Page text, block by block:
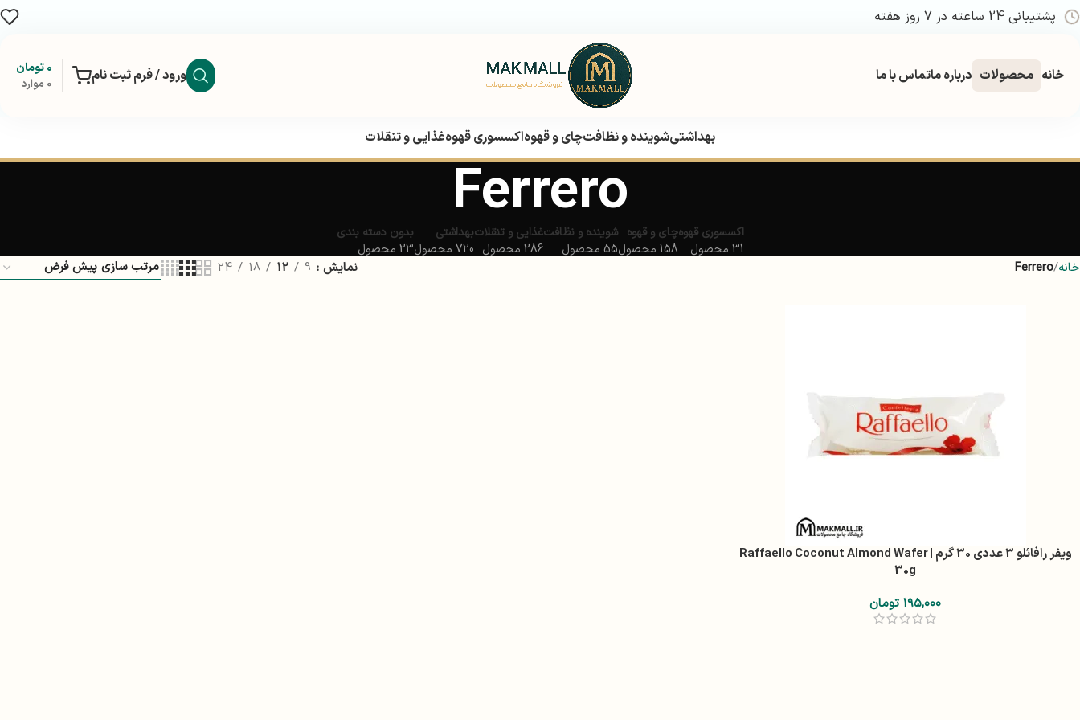
پشتیبانی 24 ساعته در 7 روز هفته
خانه محصولات درباره ماتماس با ما ورود / فرم ثبت نام 0 موارد
۰تومان
بهداشتیشوینده و نظافتچای و قهوهاکسسوری قهوهغذایی و تنقلات
Ferrero
اکسسوری قهوه
31 محصول
چای و قهوه
158 محصول
شوینده و نظافت
55 محصول
غذایی و تنقلات
286 محصول
بهداشتی
720 محصول
بدون دسته بندی
23 محصول
خانه Ferrero نمایش 9
12
18
24
ویفر رافائلو 3 عددی 30 گرم | Raffaello Coconut Almond Wafer
30g
۱۹۵,۰۰۰ تومان